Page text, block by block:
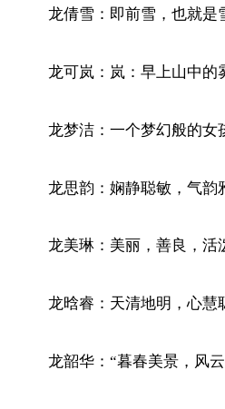
龙倩雪：即前雪，也就是
龙可岚：岚：早上山中的
龙梦洁：一个梦幻般的女
龙思韵：娴静聪敏，气韵
龙美琳：美丽，善良，活
龙晗睿：天清地明，心慧
龙韶华：“暮春美景，风